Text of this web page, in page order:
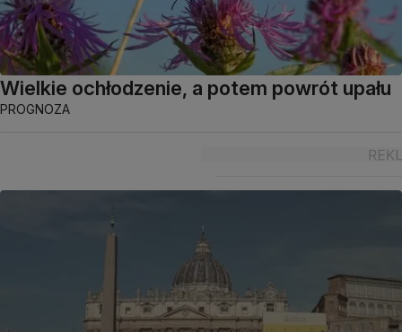
Wielkie ochłodzenie, a potem powrót upału
PROGNOZA